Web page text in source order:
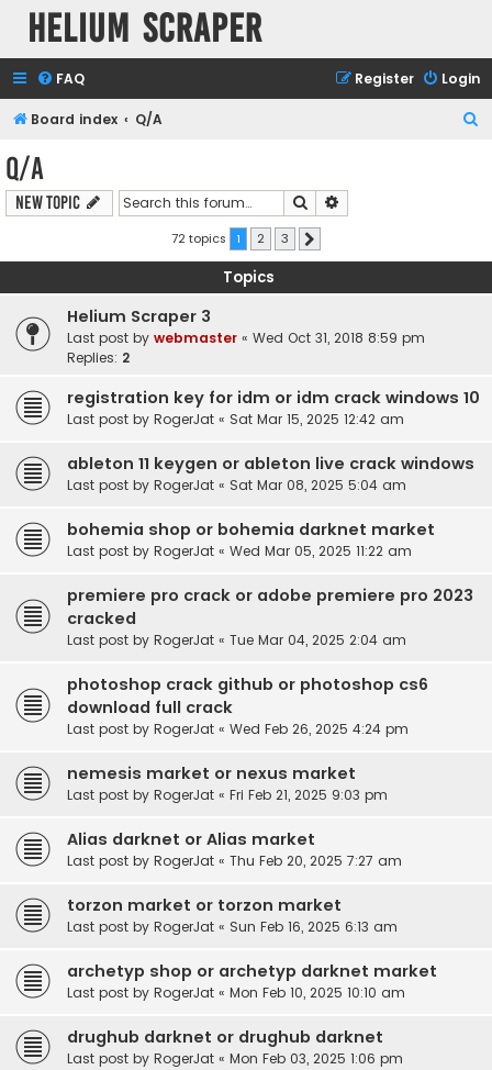
Helium Scraper
FAQ Login
Register
Board index Q/A
h
Q/A
New Topic Search
72 topics 1 2 3
Topics
Helium Scraper 3
Last post by webmaster « Wed Oct 31, 2018 8:59 pm
Replies: 2
registration key for idm or idm crack windows 10
Last post by RogerJat « Sat Mar 15, 2025 12:42 am
ableton 11 keygen or ableton live crack windows
Last post by RogerJat « Sat Mar 08, 2025 5:04 am
bohemia shop or bohemia darknet market
Last post by RogerJat « Wed Mar 05, 2025 11:22 am
premiere pro crack or adobe premiere pro 2023
cracked
Last post by RogerJat « Tue Mar 04, 2025 2:04 am
photoshop crack github or photoshop cs6
download full crack
Last post by RogerJat « Wed Feb 26, 2025 4:24 pm
nemesis market or nexus market
Last post by RogerJat « Fri Feb 21, 2025 9:03 pm
Alias darknet or Alias market
Last post by RogerJat « Thu Feb 20, 2025 7:27 am
torzon market or torzon market
Last post by RogerJat « Sun Feb 16, 2025 6:13 am
archetyp shop or archetyp darknet market
Last post by RogerJat « Mon Feb 10, 2025 10:10 am
drughub darknet or drughub darknet
Last post by RogerJat « Mon Feb 03, 2025 1:06 pm